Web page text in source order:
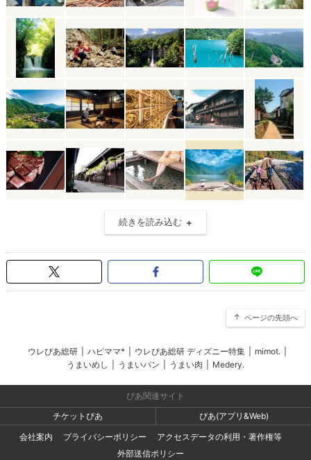
続きを読み込む
ページの先頭へ
ウレぴあ総研 ハピママ* ウレぴあ総研 ディズニー特集 mimot.
うまいめし
うまいパン うまい肉 Medery.
ぴあ関連サイト
チケットぴあ
ぴあ(アプリ&Web)
会社案内
プライバシーポリシー
アクセスデータの利用・著作権等
外部送信ポリシー